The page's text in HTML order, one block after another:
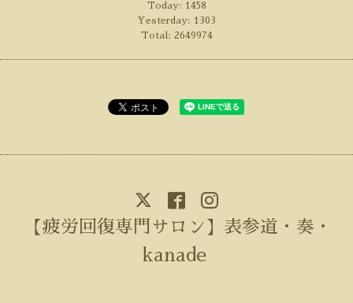
Today: 1458
Yesterday: 1303
Total: 2649974
【疲労回復専門サロン】表参道・奏・
kanade